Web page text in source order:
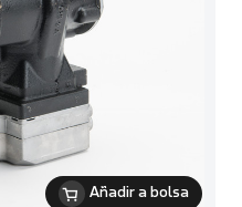
Añadir a bolsa